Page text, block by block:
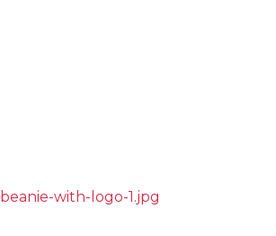
beanie-with-logo-1.jpg